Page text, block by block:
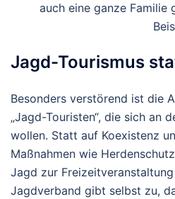
auch eine ganze
Jagd-Tourismus
Besonders verstörend ist die
„Jagd-Touristen“, die sich an
wollen. Statt auf Koexistenz
Maßnahmen wie
Jagd zur
Jagdverband gibt selbst zu,